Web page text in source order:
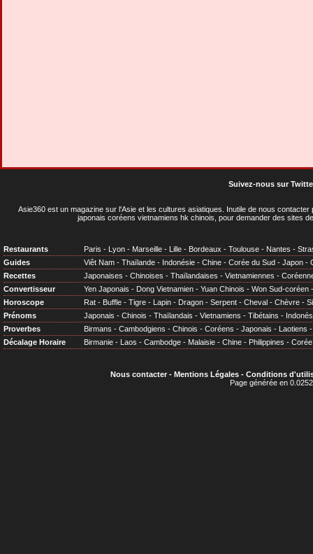
Suivez-nous sur
Asie360 est un magazine sur l'Asie et les cultures asiatiques . Inutile de nous
japonais coréens vietnamiens hk chinois, pour demander des sites
Restaurants Paris - Lyon - Marseille - Lille - Bordeaux - Toulouse - Nantes -
Guides
Viêt Nam - Thaïlande - Indonésie - Chine - Corée du Sud - Japon -
Recettes
Japonaises - Chinoises - Thaïlandaises - Vietnamiennes -
Convertisseur
Yen Japonais - Dong Vietnamien - Yuan Chinois - Won Sud-coréen
Horoscope
Rat - Buffle - Tigre - Lapin - Dragon - Serpent - Cheval - Chèvre -
Prénoms
Japonais - Chinois - Thaïlandais - Vietnamiens - Tibétains -
Proverbes
Birmans - Cambodgiens - Chinois - Coréens - Japonais - Laotiens
Décalage Horaire
Birmanie - Laos - Cambodge - Malaisie - Chine - Philippines - Corée
Nous contacter- Mentions Légales- Conditions
Page générée en